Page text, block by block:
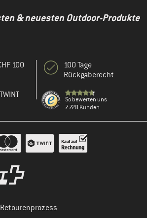
& neuesten Outdoor-Produkte
100
100 Tage
Rückgaberecht
So bewerten uns
7.728 Kunden